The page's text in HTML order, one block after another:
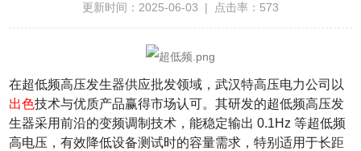
更新时间：2025-06-03 | 点击率：573
在超低频高压发生器供应批发领域，武汉特高压电力公司以
出色技术与优质产品赢得市场认可。其研发的超低频高压发
生器采用前沿的变频调制技术，能稳定输出 0.1Hz 等超低频
高电压，有效降低设备测试时的容量需求，特别适用于长距